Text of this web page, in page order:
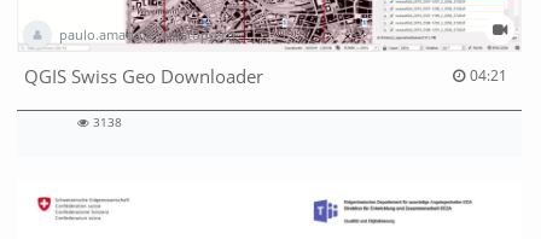
paulo.amado@swisstopo.ch
QGIS Swiss Geo Downloader 04:21
04:21 duration
3138